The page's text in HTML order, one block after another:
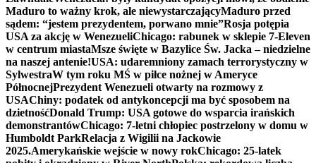
Maduro to ważny krok, ale niewystarczającyMaduro przed
sądem: “jestem prezydentem, porwano mnie”Rosja potępia
USA za akcję w WenezueliChicago: rabunek w sklepie 7-Eleven
w centrum miastaMsze święte w Bazylice Św. Jacka – niedzielne
na naszej antenie!USA: udaremniony zamach terrorystyczny w
SylwestraW tym roku MŚ w piłce nożnej w Ameryce
PółnocnejPrezydent Wenezueli otwarty na rozmowy z
USAChiny: podatek od antykoncepcji ma być sposobem na
dzietnośćDonald Trump: USA gotowe do wsparcia irańskich
demonstrantówChicago: 7-letni chłopiec postrzelony w domu w
Humboldt ParkRelacja z Wigilii na Jackowie
2025.Amerykańskie wejście w nowy rokChicago: 25-latek